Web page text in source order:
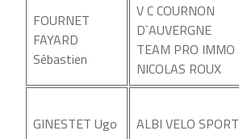
FOURNET
FAYARD
Sébastien
V C COURNON
D`AUVERGNE
TEAM PRO IMMO
NICOLAS ROUX
GINESTET Ugo ALBI VELO SPORT